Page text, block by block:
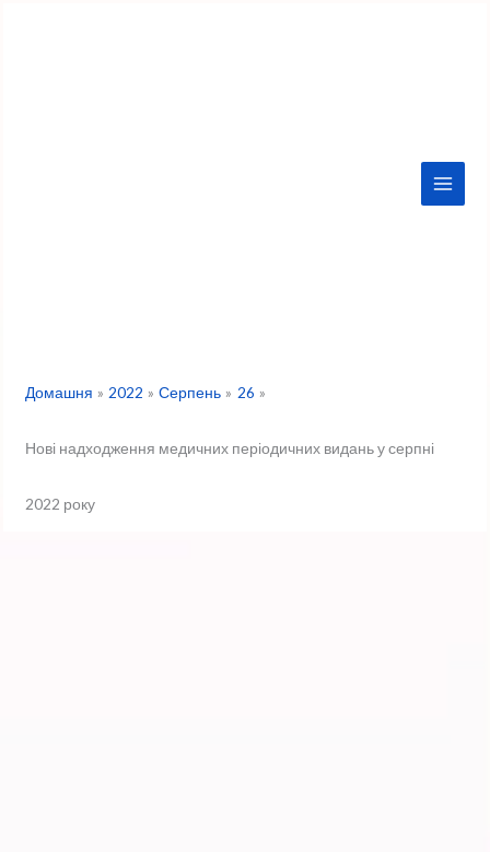
Домашня 2022 Серпень 26
Нові надходження медичних періодичних видань у серпні
2022 року